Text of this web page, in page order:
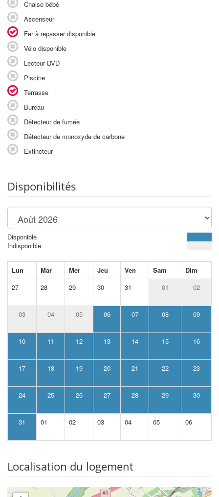
Chaise bébé
Ascenseur
Fer à repasser disponible
Vélo disponible
Lecteur DVD
Piscine
Terrasse
Bureau
Détecteur de fumée
Détecteur de monoxyde de carbone
Extincteur
Disponibilités
Disponible
Indisponible
Lun Mar Mer Jeu Ven Sam
Dim
27
28 29 30 31 01 02
03 04 05 06 07 08 09
10 11 12 13 14 15 16
17 18 19 20 21 22 23
24 25 26 27 28 29 30
31 01 02 03 04 05 06
Localisation du logement